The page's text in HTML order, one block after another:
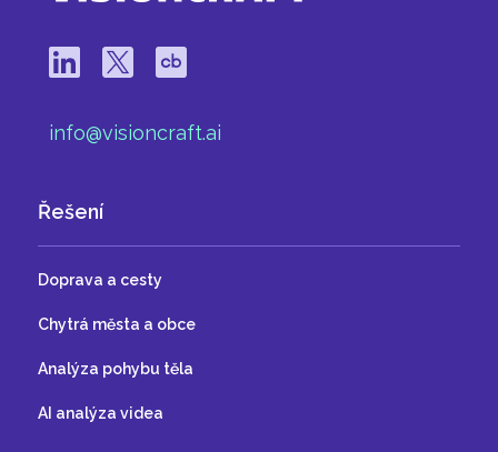
info@visioncraft.ai
Řešení
Doprava a cesty
Chytrá města a obce
Analýza pohybu těla
AI analýza videa